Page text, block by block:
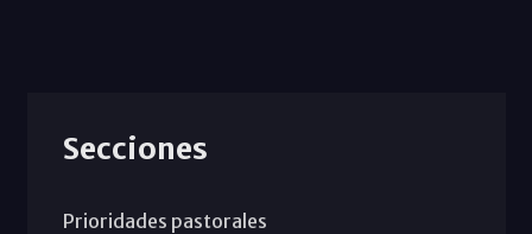
Secciones
Prioridades pastorales